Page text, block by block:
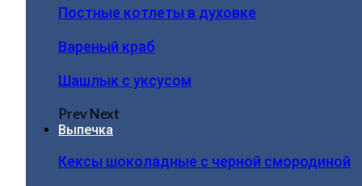
Постные котлеты в духовке
Вареный краб
Шашлык с уксусом
PrevNext
Выпечка
Кексы шоколадные с черной смородиной